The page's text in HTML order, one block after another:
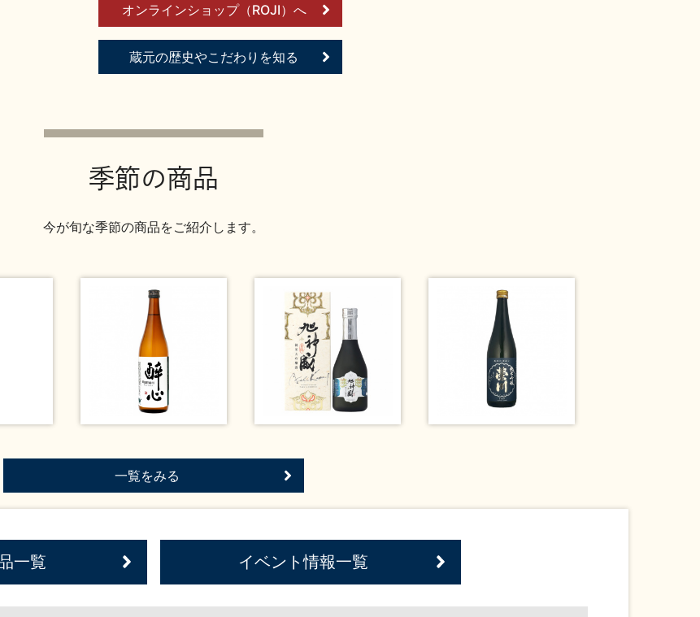
オンラインショップ（ROJI）へ
蔵元の歴史やこだわりを知る
季節の商品
今が旬な季節の商品をご紹介します。
一覧をみる
一覧 イベント情報一覧